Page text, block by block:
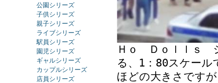
公園シリーズ
子供シリーズ
親子シリーズ
ライブシリーズ
駅員シリーズ
園児シリーズ
ギャルシリーズ
カップルシリーズ
店員シリーズ
Ｈｏ Ｄｏｌｌｓ
る、1：80スケール
ほどの大きさです